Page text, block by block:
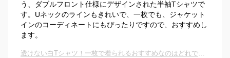
う、ダブルフロント仕様にデザインされた半袖Tシャツで
す。Uネックのラインもきれいで、一枚でも、ジャケット
インのコーディネートにもぴったりですので、おすすめし
ます。
透けない白Tシャツ！一枚で着られるおすすめなのはどれですか？